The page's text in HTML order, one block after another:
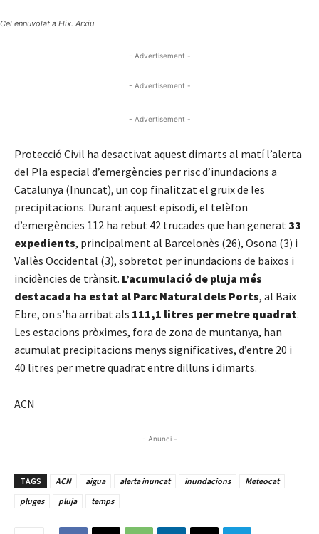
Cel ennuvolat a Flix. Arxiu
- Advertisement -
- Advertisement -
- Advertisement -
Protecció Civil ha desactivat aquest dimarts al matí l’alerta
del Pla especial d’emergències per risc d’inundacions a
Catalunya (Inuncat), un cop finalitzat el gruix de les
precipitacions. Durant aquest episodi, el telèfon
d’emergències 112 ha rebut 42 trucades que han generat 33
expedients, principalment al Barcelonès (26), Osona (3) i
Vallès Occidental (3), sobretot per inundacions de baixos i
incidències de trànsit. L’acumulació de pluja més
destacada ha estat al Parc Natural dels Ports, al Baix
Ebre, on s’ha arribat als 111,1 litres per metre quadrat.
Les estacions pròximes, fora de zona de muntanya, han
acumulat precipitacions menys significatives, d’entre 20 i
40 litres per metre quadrat entre dilluns i dimarts.
ACN
- Anunci -
TAGS ACN aigua alerta inuncat inundacions
Meteocat
pluges
pluja temps